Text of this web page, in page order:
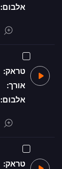
אלבום:
טראק:
אורך:
אלבום:
טראק: